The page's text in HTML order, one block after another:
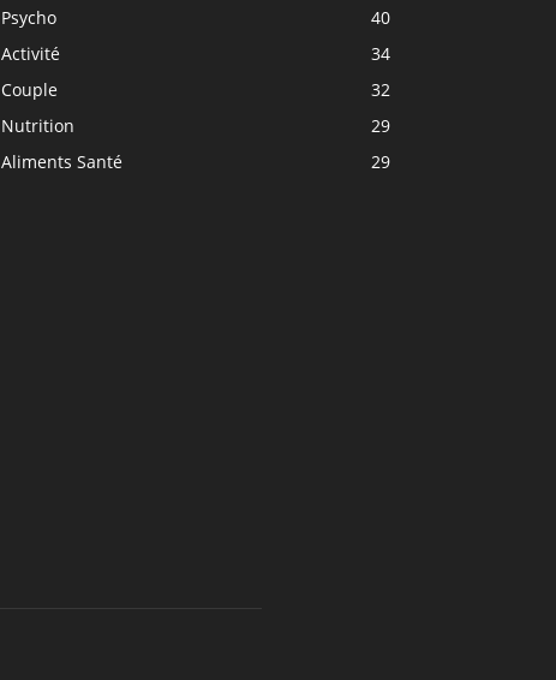
Psycho
40
Activité
34
Couple
32
Nutrition
29
Aliments Santé
29